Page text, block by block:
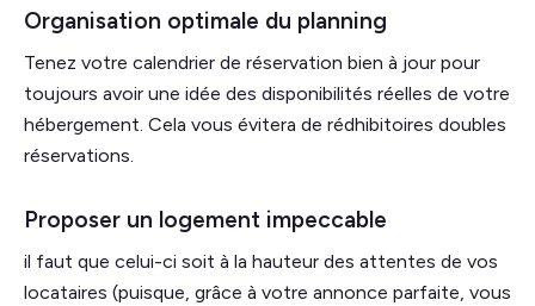
Organisation optimale du planning
Tenez votre calendrier de réservation bien à jour pour
toujours avoir une idée des disponibilités réelles de votre
hébergement. Cela vous évitera de rédhibitoires doubles
réservations.
Proposer un logement impeccable
il faut que celui-ci soit à la hauteur des attentes de vos
locataires (puisque, grâce à votre annonce parfaite, vous